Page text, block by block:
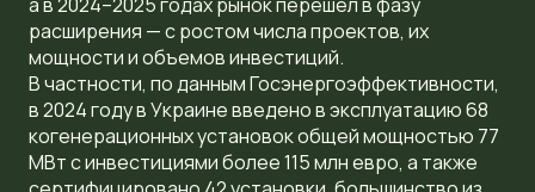
расширения — с ростом числа проектов, их
мощности и объемов инвестиций.
В частности, по данным Госэнергоэффективности,
в 2024 году в Украине введено в эксплуатацию 68
когенерационных установок общей мощностью 77
МВт с инвестициями более 115 млн евро, а также